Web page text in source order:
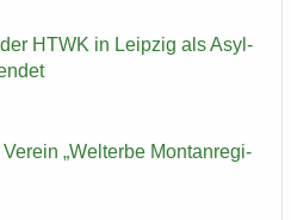
HTWK in Leip­zig als Asyl-​
„Welt­erbe Mon­tan­re­gi­